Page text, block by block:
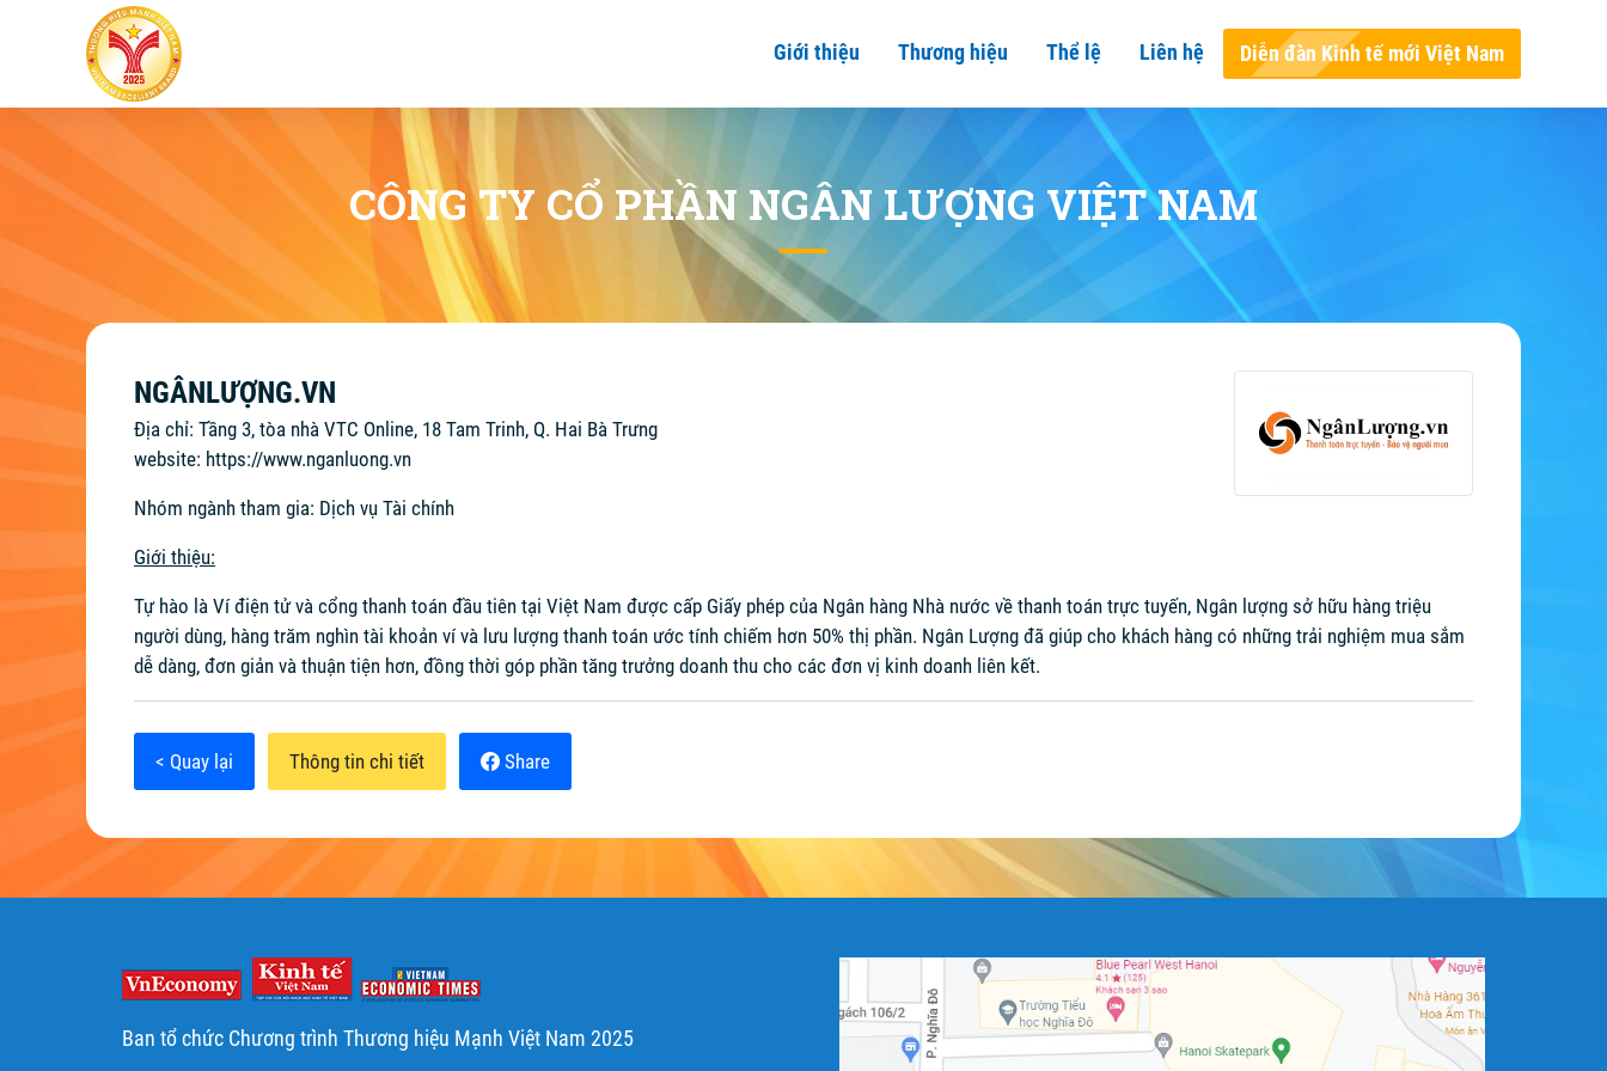
Giới thiệu Thương hiệu Thể lệ Liên hệ Diễn đàn Kinh tế mới Việt Nam
CÔNG TY CỔ PHẦN NGÂN LƯỢNG VIỆT NAM
NGÂNLƯỢNG.VN
Địa chỉ: Tầng 3, tòa nhà VTC Online, 18 Tam Trinh, Q. Hai Bà Trưng
website: https://www.nganluong.vn
Nhóm ngành tham gia: Dịch vụ Tài chính
Giới thiệu:
Tự hào là Ví điện tử và cổng thanh toán đầu tiên tại Việt Nam được cấp Giấy phép của Ngân hàng Nhà nước về thanh toán trực tuyến, Ngân lượng sở hữu hàng triệu
người dùng, hàng trăm nghìn tài khoản ví và lưu lượng thanh toán ước tính chiếm hơn 50% thị phần. Ngân Lượng đã giúp cho khách hàng có những trải nghiệm mua sắm
dễ dàng, đơn giản và thuận tiện hơn, đồng thời góp phần tăng trưởng doanh thu cho các đơn vị kinh doanh liên kết.
< Quay lại Thông tin chi tiết Share
Ban tổ chức Chương trình Thương hiệu Mạnh Việt Nam 2025